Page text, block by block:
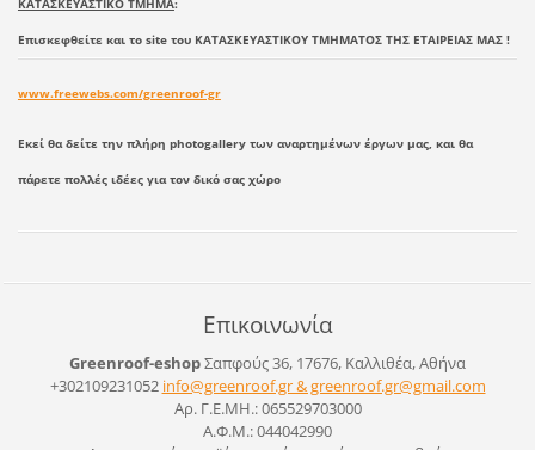
Επισκεφθείτε και το site του ΚΑΤΑΣΚΕΥΑΣΤΙΚΟΥ ΤΜΗΜΑΤΟΣ ΤΗΣ ΕΤΑΙΡΕΙΑΣ ΜΑΣ !
www.freewebs.com/greenroof-gr
Εκεί θα δείτε την πλήρη photogallery των αναρτημένων έργων μας, και θα
πάρετε πολλές ιδέες για τον δικό σας χώρο
Επικοινωνία
Greenroof-eshopΣαπφούς 36, 17676, Καλλιθέα, Αθήνα
+302109231052 info@greenroof.gr & greenroof.gr@gmail.com
Αρ. Γ.Ε.ΜΗ.: 065529703000
Α.Φ.Μ.: 044042990